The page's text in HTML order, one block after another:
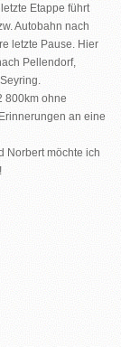
Etappe führt
Autobahn nach
letzte Pause. Hier
Pellendorf,
800km ohne
an eine
Norbert möchte ich